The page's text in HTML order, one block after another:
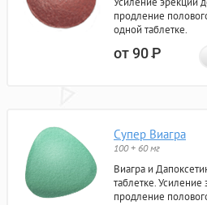
продление
одной таблетке.
от 90Р
Супер Виагра
100 + 60 мг
Виагра и
таблетке. Усиление
продление